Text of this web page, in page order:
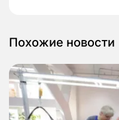
Похожие новости